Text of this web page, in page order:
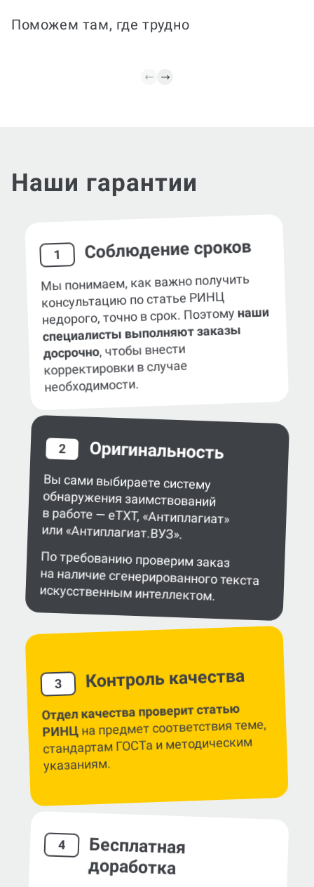
Поможем там, где трудно
слова.
Наши гарантии
1 Соблюдение сроков
Мы понимаем, как важно получить
консультацию по статье РИНЦ
недорого, точно в срок. Поэтомунаши
специалисты выполняют заказы
досрочно, чтобы внести
корректировки в случае
необходимости.
2 Оригинальность
Вы сами выбираете систему
обнаружения заимствований
в работе — eTXT, «Антиплагиат»
или «Антиплагиат.ВУЗ».
По требованию проверим заказ
на наличие сгенерированного текста
искусственным интеллектом.
3 Контроль качества
Отдел качества проверит статью
РИНЦ на предмет соответствия теме,
стандартам ГОСТа и методическим
указаниям.
4 Бесплатная
доработка